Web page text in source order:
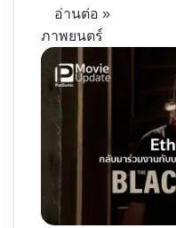
อ่านต่อ »
ภาพยนตร์